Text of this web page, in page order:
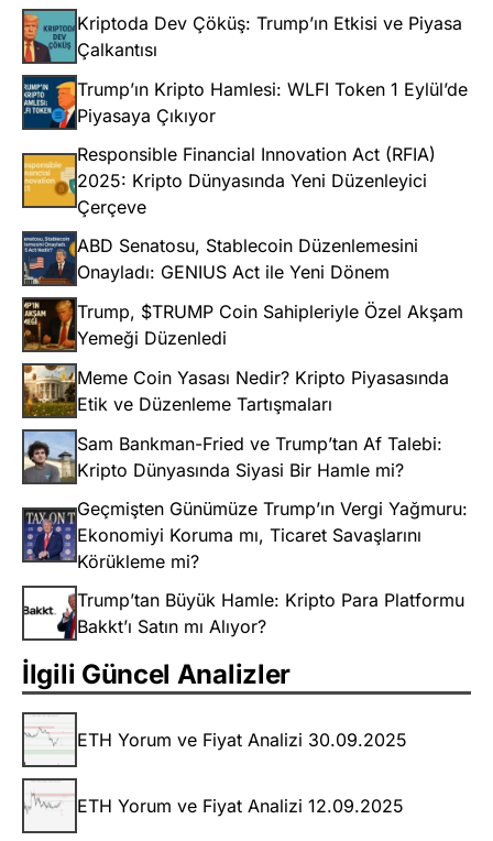
Kriptoda Dev Çöküş: Trump’ın Etkisi ve Piyasa
Çalkantısı
Trump’ın Kripto Hamlesi: WLFI Token 1 Eylül’de
Piyasaya Çıkıyor
Responsible Financial Innovation Act (RFIA)
2025: Kripto Dünyasında Yeni Düzenleyici
Çerçeve
ABD Senatosu, Stablecoin Düzenlemesini
Onayladı: GENIUS Act ile Yeni Dönem
Trump, $TRUMP Coin Sahipleriyle Özel Akşam
Yemeği Düzenledi
Meme Coin Yasası Nedir? Kripto Piyasasında
Etik ve Düzenleme Tartışmaları
Sam Bankman-Fried ve Trump’tan Af Talebi:
Kripto Dünyasında Siyasi Bir Hamle mi?
Geçmişten Günümüze Trump’ın Vergi Yağmuru:
Ekonomiyi Koruma mı, Ticaret Savaşlarını
Körükleme mi?
Trump’tan Büyük Hamle: Kripto Para Platformu
Bakkt’ı Satın mı Alıyor?
İlgili Güncel Analizler
ETH Yorum ve Fiyat Analizi 30.09.2025
ETH Yorum ve Fiyat Analizi 12.09.2025